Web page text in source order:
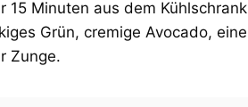
Minuten aus dem Kühlschrank
Grün, cremige Avocado, eine
Zunge.